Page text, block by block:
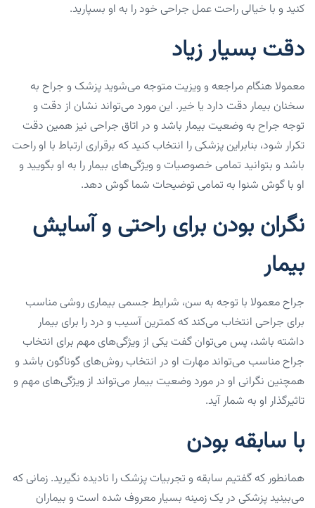
کنید و با خیالی راحت عمل جراحی خود را به او بسپارید.
دقت بسیار زیاد
معمولا هنگام مراجعه و ویزیت متوجه می‌شوید پزشک و جراح به
سخنان بیمار دقت دارد یا خیر. این مورد می‌تواند نشان از دقت و
توجه جراح به وضعیت بیمار باشد و در اتاق جراحی نیز همین دقت
تکرار شود، بنابراین پزشکی را انتخاب کنید که برقراری ارتباط با او راحت
باشد و بتوانید تمامی خصوصیات و ویژگی‌های بیمار را به او بگویید و
او با گوش شنوا به تمامی توضیحات شما گوش دهد.
نگران بودن برای راحتی و آسایش
بیمار
جراح معمولا با توجه به سن، شرایط جسمی بیماری روشی مناسب
برای جراحی انتخاب می‌کند که کمترین آسیب و درد را برای بیمار
داشته باشد، پس می‌توان گفت یکی از ویژگی‌های مهم برای انتخاب
جراح مناسب می‌تواند مهارت او در انتخاب روش‌های گوناگون باشد و
همچنین نگرانی او در مورد وضعیت بیمار می‌تواند از ویژگی‌های مهم و
تاثیرگذار او به شمار آید.
با سابقه بودن
همانطور که گفتیم سابقه و تجربیات پزشک را نادیده نگیرید. زمانی که
می‌بینید پزشکی در یک زمینه بسیار معروف شده است و بیماران